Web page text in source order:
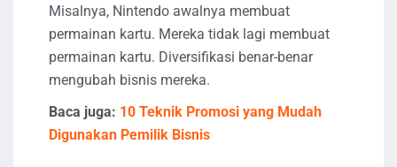
Misalnya, Nintendo awalnya membuat
permainan kartu. Mereka tidak lagi membuat
permainan kartu. Diversifikasi benar-benar
mengubah bisnis mereka.
Baca juga: 10 Teknik Promosi yang Mudah
Digunakan Pemilik Bisnis